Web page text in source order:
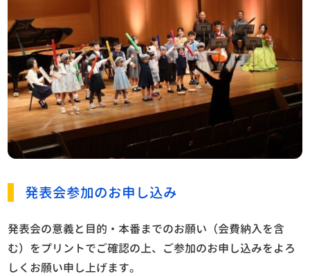
発表会参加のお申し込み
発表会の意義と目的・本番までのお願い（会費納入を含
む）をプリントでご確認の上、ご参加のお申し込みをよろ
しくお願い申し上げます。